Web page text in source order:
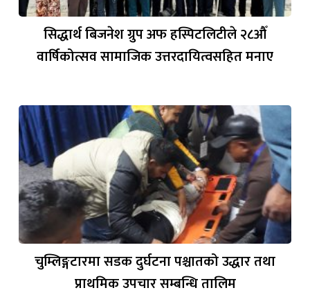
सिद्धार्थ बिजनेश ग्रुप अफ हस्पिटलिटीले २८औँ
वार्षिकोत्सव सामाजिक उत्तरदायित्वसहित मनाए
चुम्लिङ्गटारमा सडक दुर्घटना पश्चातको उद्धार तथा
प्राथमिक उपचार सम्बन्धि तालिम